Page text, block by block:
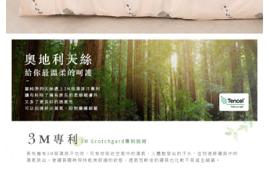
１．透過由恩沛科技股份有限公司提供之「AFTEE先享後付」服務完成之交
易，需依本服務之必要範圍內提供個人資料，並將交易相關給付款項請求債
權轉讓予恩沛科技股份有限公司。
２．關於個人資料處理事宜，請瀏覽以下網址：
https://aftee.tw/terms/#terms3
３．未成年的使用者請事先徵得法定代理人或監護人之同意方可使用
「AFTEE先享後付」，若未經同意申辦者引起之損失，本公司不負相關責
任。
４．使用「AFTEE先享後付」時，將依據個別帳號之用戶狀況，依本公司即
時審查核予不同之上限額度；若仍有額度不足之情形，本公司將視審查結果
請求用戶進行身份認證。
５．嚴禁一人註冊多個帳號或使用他人資訊註冊。若發現惡意使用之情形，
恩沛科技股份有限公司將有權停止該用戶之使用額度並採取法律行動。
每筆NT$60，滿NT$999(含以上)免運費
每筆NT$80，滿NT$999(含以上)免運費